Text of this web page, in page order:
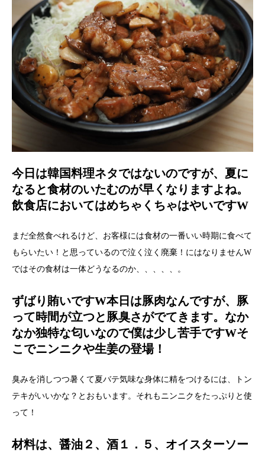
今日は韓国料理ネタではないのですが、夏に
なると食材のいたむのが早くなりますよね。
飲食店においてはめちゃくちゃはやいですW
まだ全然食べれるけど、お客様には食材の一番いい時期に食べて
もらいたい！と思っているので泣く泣く廃棄！にはなりませんW
ではその食材は一体どうなるのか、、、、、。
ずばり賄いですW本日は豚肉なんですが、豚
って時間が立つと豚臭さがでてきます。なか
なか独特な匂いなので僕は少し苦手ですWそ
こでニンニクや生姜の登場！
臭みを消しつつ暑くて夏バテ気味な身体に精をつけるには、トン
テキがいいかな？とおもいます。それもニンニクをたっぷりと使
って！
材料は、醤油２、酒１．５、オイスターソー